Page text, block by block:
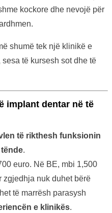
kockore dhe nevojë për
shumë tek një klinikë e
të kursesh sot dhe të
implant dentar në të
të rikthesh funksionin
.
euro. Në BE, mbi 1,500
zgjedhja nuk duhet bërë
të marrësh parasysh
e klinikës.